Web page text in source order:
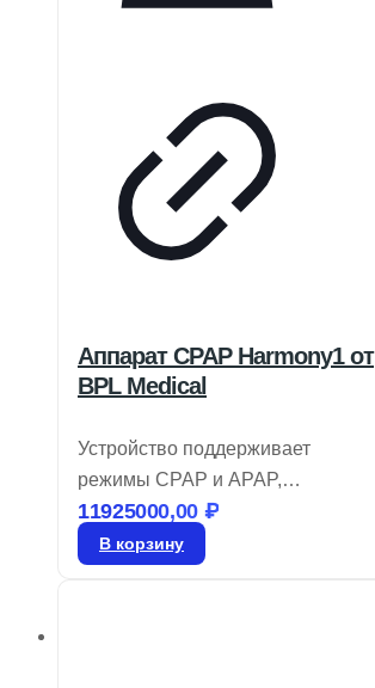
Аппарат CPAP Harmony1 от
BPL Medical
Устройство поддерживает
режимы CPAP и APAP,
оборудовано увлажнителем с
функцией предварительного
11925000,00 ₽
В корзину